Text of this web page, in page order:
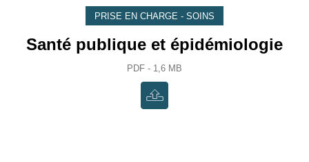
PRISE EN CHARGE - SOINS
Santé publique et épidémiologie
PDF - 1,6 MB